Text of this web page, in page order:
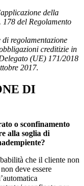
della
178 del Regolamento
regolamentazione
creditizie in
(UE) 171/2018
2017.
DI
o sconfinamento
alla soglia di
che il cliente non
deve essere